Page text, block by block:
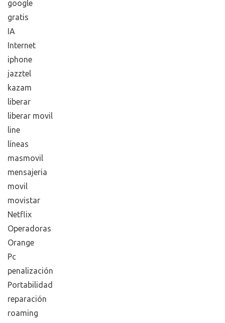
cobre
configuración
consejos
euskaltel
fibra optica
google
gratis
IA
Internet
iphone
jazztel
kazam
liberar
liberar movil
line
líneas
masmovil
mensajeria
movil
movistar
Netflix
Operadoras
Orange